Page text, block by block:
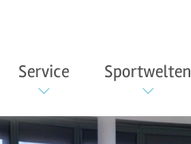
Service Sportwelten